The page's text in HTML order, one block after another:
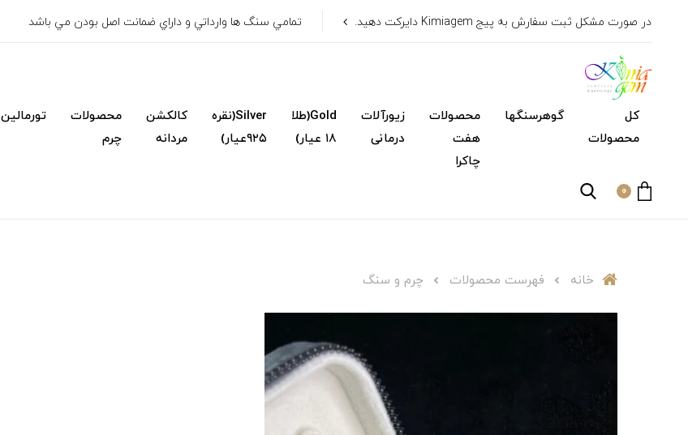
در صورت مشکل ثبت سفارش به پیج Kimiagem دایرکت دهید. تمامي سنگ ها وارداتي و داراي ضمانت اصل بودن مي باشد
کل
محصولات
گوهرسنگها
محصولات
هفت
چاکرا
زیورآلات
درمانی
Gold(طلا
۱۸ عیار)
Silver(نقره
۹۲۵عیار)
کالکشن
مردانه
محصولات
چرم
تورمالین
0
خانه فهرست محصولات چرم و‌ سنگ